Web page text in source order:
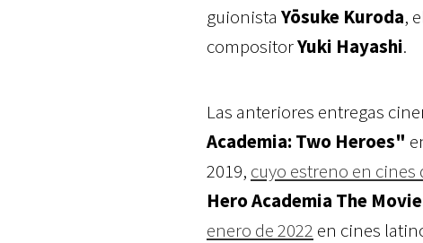
guionista Yōsuke Kuroda,
compositorYuki Hayashi.
Las anteriores entregas
Academia: Two Heroes"
2019, cuyo estreno en cines
Hero Academia The
enero de 2022 en cines